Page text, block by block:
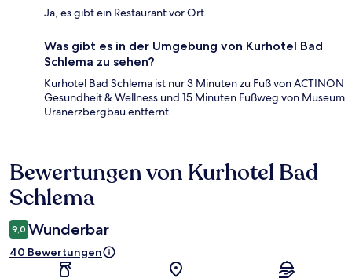
Ja, es gibt ein Restaurant vor Ort.
Was gibt es in der Umgebung von Kurhotel Bad
Schlema zu sehen?
Kurhotel Bad Schlema ist nur 3 Minuten zu Fuß von ACTINON
Gesundheit & Wellness und 15 Minuten Fußweg von Museum
Uranerzbergbau entfernt.
Bewertungen
Bewertungen von Kurhotel Bad
Schlema
9,0 Wunderbar
40 Bewertungen